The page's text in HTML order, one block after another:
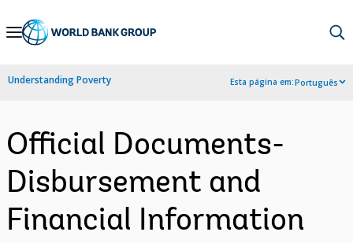
Skip
Navigation
Understanding Poverty Esta página em:Português
Official Documents-
Disbursement and
Financial Information